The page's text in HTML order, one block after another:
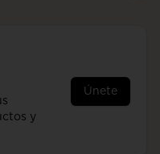
y
Únete